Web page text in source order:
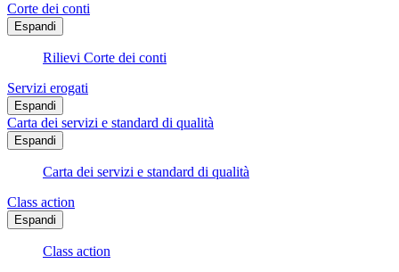
Corte dei conti
Espandi
Rilievi Corte dei conti
Servizi erogati
Espandi
Carta dei servizi e standard di qualità
Espandi
Carta dei servizi e standard di qualità
Class action
Espandi
Class action